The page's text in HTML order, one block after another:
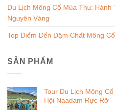
Du Lịch Mông Cổ Mùa Thu:
Nguyên Vàng
Top Điểm Đến Đậm Chất Mông
SẢN PHẨM
Tour Du Lịch Mông
Hội Naadam Rực Rỡ